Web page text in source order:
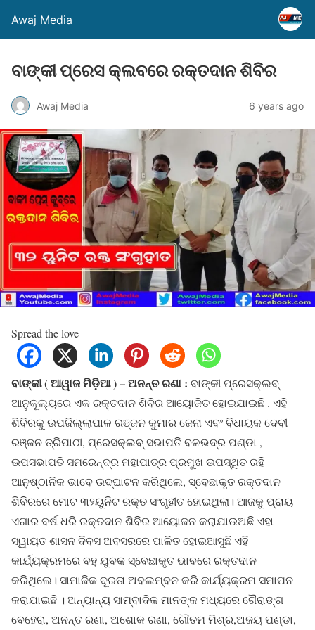
Awaj Media
ବାଙ୍କୀ ପ୍ରେସ କ୍ଲବରେ ରକ୍ତଦାନ ଶିବିର
Awaj Media 6 years ago
Spread the love
ବାଙ୍କୀ ( ଆୱାଜ ମିଡ଼ିଆ ) – ଅନନ୍ତ ରଣା : ବାଙ୍କୀ ପ୍ରେସକ୍ଲବ୍
ଆନୁକୂଲ୍ୟରେ ଏକ ରକ୍ତଦାନ ଶିବିର ଆୟୋଜିତ ହୋଇଯାଇଛି . ଏହି
ଶିବିରକୁ ଉପଜିଲ୍ଲାପାଳ ରଞ୍ଜନ କୁମାର ଜେନା ଏବଂ ବିଧାୟକ ଦେବୀ
ରଞ୍ଜନ ତ୍ରିପାଠୀ, ପ୍ରେସକ୍ଲବ୍ ସଭାପତି ବଳଭଦ୍ର ପଣ୍ଡା ,
ଉପସଭାପତି ସମରେନ୍ଦ୍ର ମହାପାତ୍ର ପ୍ରମୁଖ ଉପସ୍ଥିତ ରହି
ଆନୁଷ୍ଠାନିକ ଭାବେ ଉଦ୍ଘାଟନ କରିଥିଲେ, ସ୍ବେଛାକୃତ ରକ୍ତଦାନ
ଶିବିରରେ ମୋଟ ୩୨ୟୁନିଟ ରକ୍ତ ସଂଗୃହୀତ ହୋଇଥିଲା। ଆଜକୁ ପ୍ରାୟ
ଏଗାର ବର୍ଷ ଧରି ରକ୍ତଦାନ ଶିବିର ଆୟୋଜନ କରାଯାଉଅଛି ଏହା
ସ୍ୱାୟତ ଶାସନ ଦିବସ ଅବସରରେ ପାଳିତ ହୋଇଆସୁଛି ଏହି
କାର୍ଯ୍ୟକ୍ରମରେ ବହୁ ଯୁବକ ସ୍ବେଛାକୃତ ଭାବରେ ରକ୍ତଦାନ
କରିଥିଲେ। ସାମାଜିକ ଦୂରତା ଅବଲମ୍ବନ କରି କାର୍ଯ୍ୟକ୍ରମ ସମାପନ
କରାଯାଇଛି । ଅନ୍ୟାନ୍ୟ ସାମ୍ବାଦିକ ମାନଙ୍କ ମଧ୍ୟରେ ଗୈରାଙ୍ଗ
ବେହେରା, ଅନନ୍ତ ରଣା, ଅଶୋକ ରଣା, ଗୌତମ ମିଶ୍ର,ଅଜୟ ପଣ୍ଡା,